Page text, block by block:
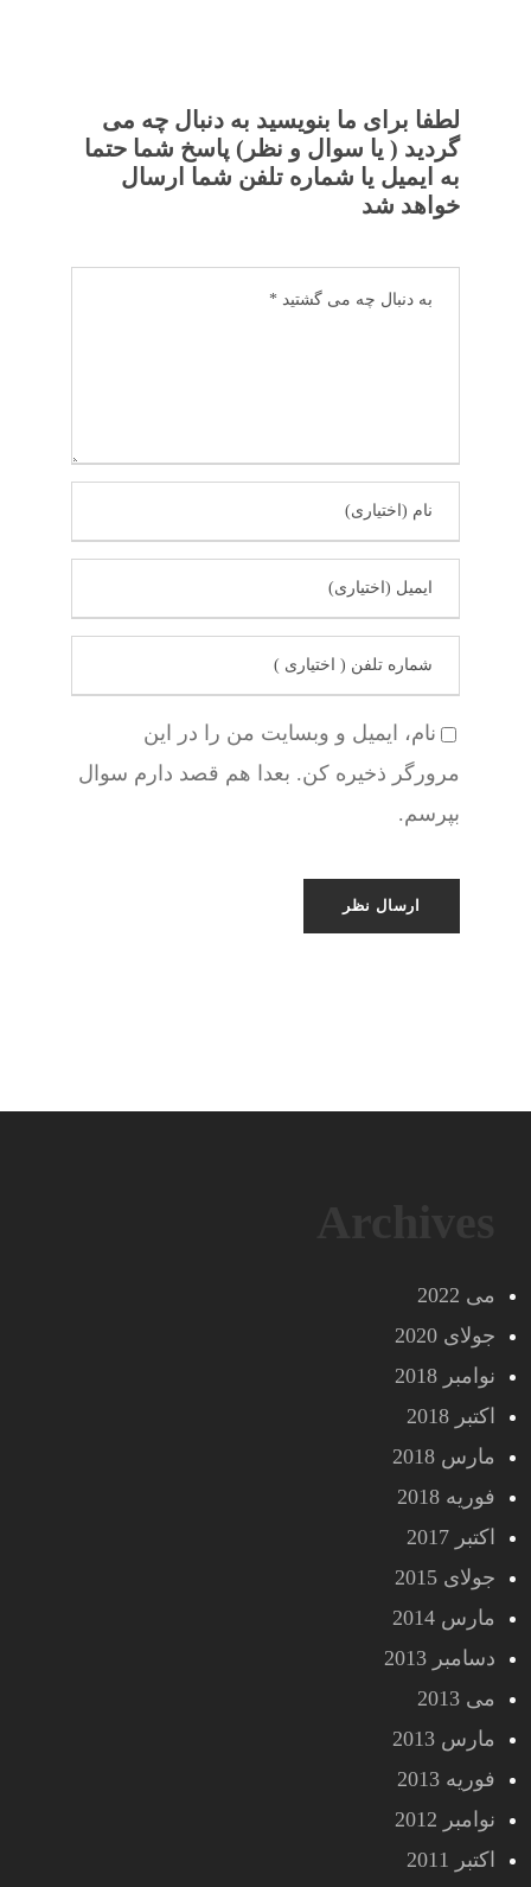
لطفا برای ما بنویسید به دنبال چه می
گردید ( یا سوال و نظر) پاسخ شما حتما
به ایمیل یا شماره تلفن شما ارسال
خواهد شد
نام، ایمیل و وبسایت من را در این
مرورگر ذخیره کن. بعدا هم قصد دارم سوال
بپرسم.
می 2022
جولای 2020
نوامبر 2018
اکتبر 2018
مارس 2018
فوریه 2018
اکتبر 2017
جولای 2015
مارس 2014
دسامبر 2013
می 2013
مارس 2013
فوریه 2013
نوامبر 2012
اکتبر 2011